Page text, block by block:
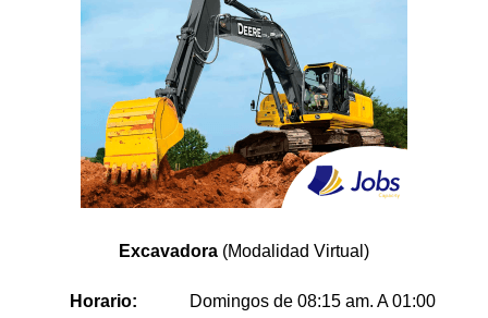
Excavadora (Modalidad Virtual)
Horario: Domingos de 08:15 am. A 01:00